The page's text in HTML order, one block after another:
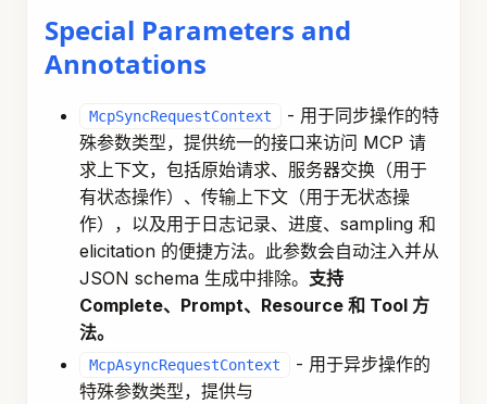
Special Parameters and
Annotations
McpSyncRequestContext
- 用于同步操作的特
殊参数类型，提供统一的接口来访问 MCP 请
求上下文，包括原始请求、服务器交换（用于
有状态操作）、传输上下文（用于无状态操
作），以及用于日志记录、进度、sampling 和
elicitation 的便捷方法。此参数会自动注入并从
JSON schema 生成中排除。 支持
Complete、Prompt、Resource 和 Tool 方
法。
McpAsyncRequestContext
- 用于异步操作的
特殊参数类型，提供与